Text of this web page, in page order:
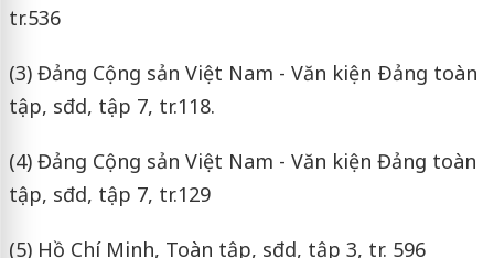
tr.536
(3) Đảng Cộng sản Việt Nam - Văn kiện Ðảng toàn
tập, sđd, tập 7, tr.118.
(4) Đảng Cộng sản Việt Nam - Văn kiện Đảng toàn
tập, sđd, tập 7, tr.129
(5) Hồ Chí Minh, Toàn tập, sđd, tập 3, tr. 596